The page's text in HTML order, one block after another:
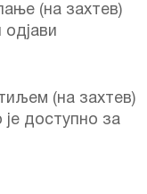
(на захтев)
(на захтев)
доступно за